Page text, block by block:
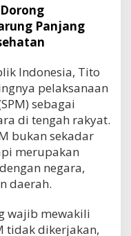
Panjang
Indonesia, Tito
pelaksanaan
sebagai
di tengah rakyat.
bukan sekadar
merupakan
negara,
daerah.
wajib mewakili
tidak dikerjakan,